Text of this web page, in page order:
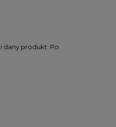
dany produkt. Po